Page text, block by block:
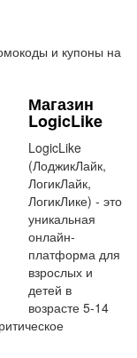
и купоны на
Магазин
LogicLike
LogicLike
(ЛоджикЛайк,
ЛогикЛайк,
ЛогикЛике) - это
уникальная
онлайн-
платформа для
взрослых и
детей в
возрасте 5-14